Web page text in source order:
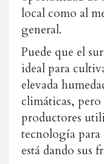
local como al
general.
Puede que el
ideal para
elevada
climáticas,
productores
tecnología para
está dando sus